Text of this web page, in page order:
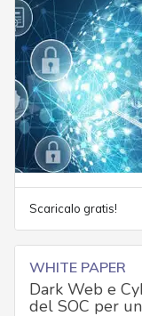
Scaricalo gratis!
WHITE PAPER
Dark Web e
del SOC per